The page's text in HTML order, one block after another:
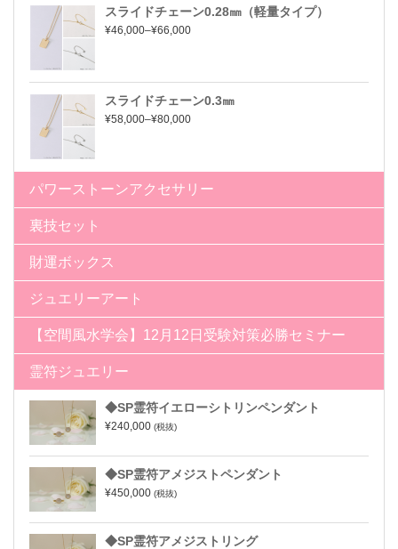
スライドチェーン0.28㎜（軽量タイプ）
¥46,000–¥66,000
スライドチェーン0.3㎜
¥58,000–¥80,000
パワーストーンアクセサリー
裏技セット
財運ボックス
ジュエリーアート
【空間風水学会】12月12日受験対策必勝セミナー
霊符ジュエリー
◆SP霊符イエローシトリンペンダント
¥240,000 (税抜)
◆SP霊符アメジストペンダント
¥450,000 (税抜)
◆SP霊符アメジストリング